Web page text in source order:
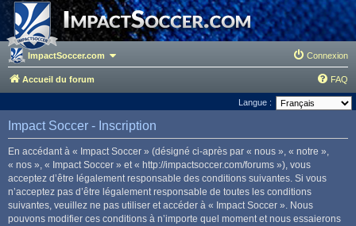
ImpactSoccer.com Connexion
Accueil du forum FAQ
Langue :
Impact Soccer - Inscription
En accédant à « Impact Soccer » (désigné ci-après par « nous », « notre »,
« nos », « Impact Soccer » et « http://impactsoccer.com/forums »), vous
acceptez d’être légalement responsable des conditions suivantes. Si vous
n’acceptez pas d’être légalement responsable de toutes les conditions
suivantes, veuillez ne pas utiliser et accéder à « Impact Soccer ». Nous
pouvons modifier ces conditions à n’importe quel moment et nous essaierons